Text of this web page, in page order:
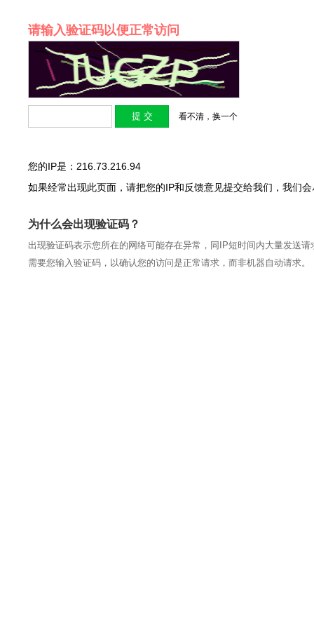
请输入验证码以便正常访问
看不清，换一个
您的IP是：216.73.216.94
如果经常出现此页面，请把您的IP和反馈意见提交给我们，我们
为什么会出现验证码？
出现验证码表示您所在的网络可能存在异常，同IP短时间内大量发送
需要您输入验证码，以确认您的访问是正常请求，而非机器自动请求。